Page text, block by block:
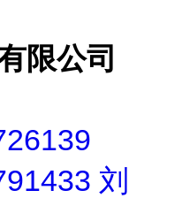
限公司
刘